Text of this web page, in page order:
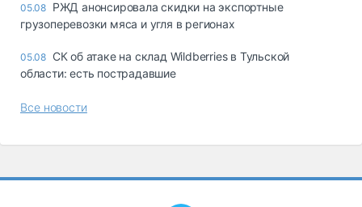
05.08 РЖД анонсировала скидки на экспортные
грузоперевозки мяса и угля в регионах
05.08 СК об атаке на склад Wildberries в Тульской
области: есть пострадавшие
Все новости